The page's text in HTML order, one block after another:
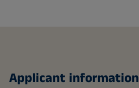
Applicant information